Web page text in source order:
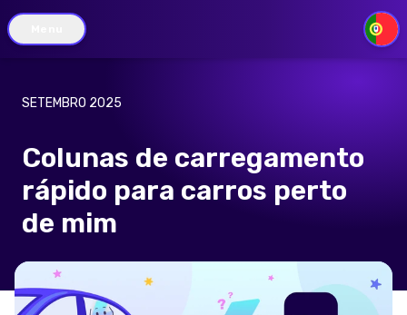
PT
SETEMBRO 2025
Colunas de carregamento
rápido para carros perto
de mim